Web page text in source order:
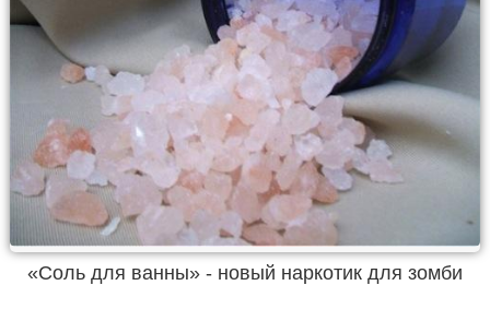
«Соль для ванны» - новый наркотик для зомби